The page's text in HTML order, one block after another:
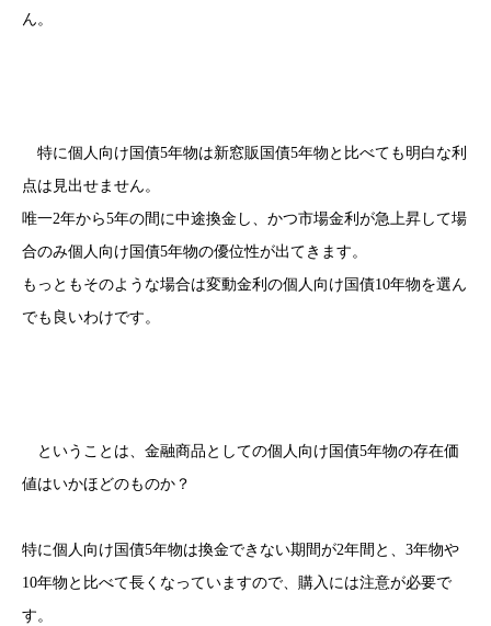
ん。
特に個人向け国債5年物は新窓販国債5年物と比べても明白な利
点は見出せません。
唯一2年から5年の間に中途換金し、かつ市場金利が急上昇して場
合のみ個人向け国債5年物の優位性が出てきます。
もっともそのような場合は変動金利の個人向け国債10年物を選ん
でも良いわけです。
ということは、金融商品としての個人向け国債5年物の存在価
値はいかほどのものか？
特に個人向け国債5年物は換金できない期間が2年間と、3年物や
10年物と比べて長くなっていますので、購入には注意が必要で
す。